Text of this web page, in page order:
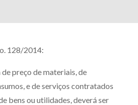
128/2014:
preço de materiais, de
e de serviços contratados
bens ou utilidades, deverá ser